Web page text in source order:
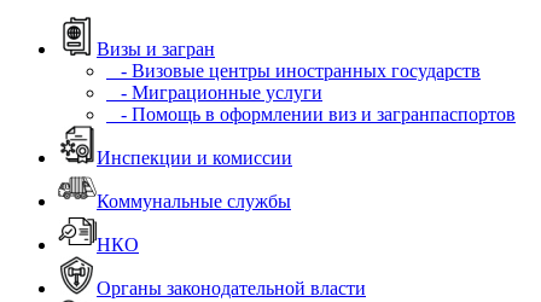
Визы и загран
- Визовые центры иностранных государств
- Миграционные услуги
- Помощь в оформлении виз и загранпаспортов
Инспекции и комиссии
Коммунальные службы
НКО
Органы законодательной власти